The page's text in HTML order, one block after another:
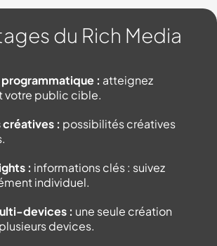
du Rich Media
: atteignez
votre public cible.
: possibilités créatives
: informations clés : suivez
individuel.
devices : une seule création
devices.